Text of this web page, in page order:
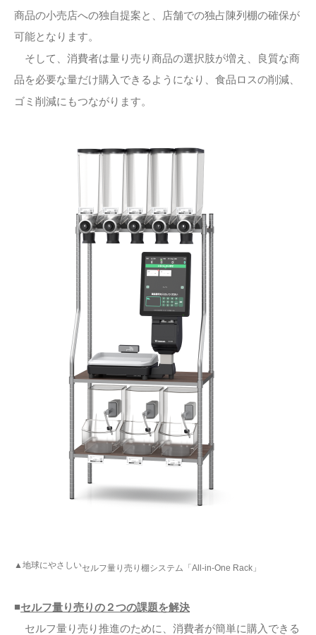
商品の小売店への独自提案と、店舗での独占陳列棚の確保が
可能となります。
そして、消費者は量り売り商品の選択肢が増え、良質な商
品を必要な量だけ購入できるようになり、食品ロスの削減、
ゴミ削減にもつながります。
▲地球にやさしいセルフ量り売り棚システム 「All-in-One Rack」
■セルフ量り売りの２つの課題を解決
セルフ量り売り推進のために、消費者が簡単に購入できる